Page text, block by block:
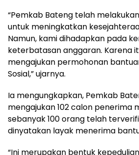
‎“Pemkab Bateng telah
untuk meningkatkan
Namun, kami dihadapkan pada
keterbatasan anggaran. Karena
mengajukan permohonan
Sosial,” ujarnya.
‎Ia mengungkapkan, Pemkab
mengajukan 102 calon penerima
sebanyak 100 orang telah
dinyatakan layak menerima
‎“Ini merupakan bentuk